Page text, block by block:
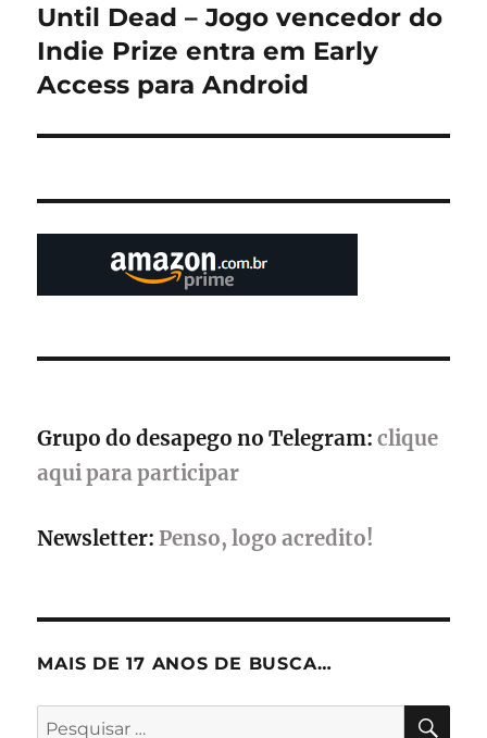
Próximo
post:
Until Dead – Jogo vencedor do
Indie Prize entra em Early
Access para Android
Grupo do desapego no Telegram: clique
aqui para participar
Newsletter: Penso, logo acredito!
MAIS DE 17 ANOS DE BUSCA…
Pesquisar